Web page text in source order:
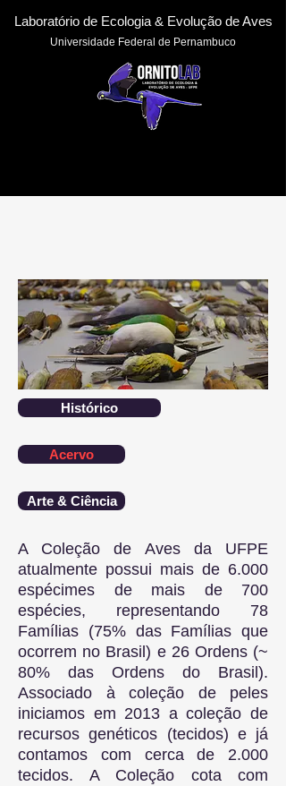
Laboratório de Ecologia & Evolução de Aves
Universidade Federal de Pernambuco
Histórico
Acervo
Arte & Ciência
A Coleção de Aves da UFPE
atualmente possui mais de 6.000
espécimes de mais de 700
espécies, representando 78
Famílias (75% das Famílias que
ocorrem no Brasil) e 26 Ordens (~
80% das Ordens do Brasil).
Associado à coleção de peles
iniciamos em 2013 a coleção de
recursos genéticos (tecidos) e já
contamos com cerca de 2.000
tecidos. A Coleção cota com